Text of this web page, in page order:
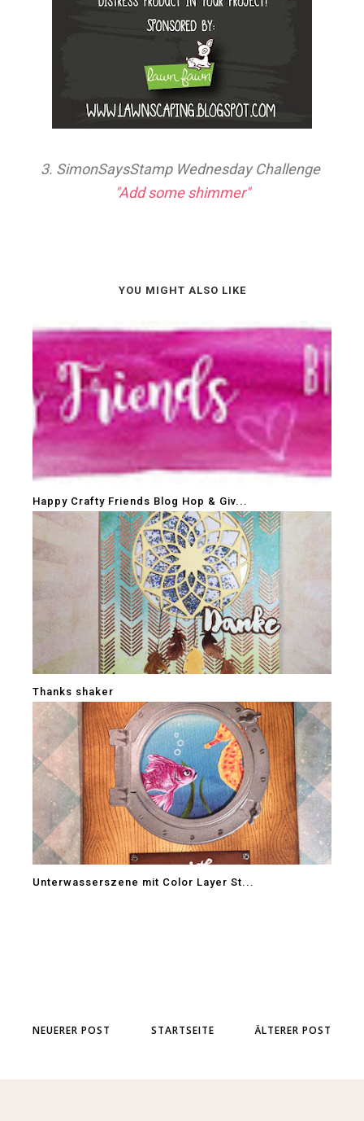
3. SimonSaysStamp Wednesday Challenge
"Add some shimmer"
YOU MIGHT ALSO LIKE
Happy Crafty Friends Blog Hop & Giv...
Thanks shaker
Unterwasserszene mit Color Layer St...
NEUERER POST ÄLTERER POST
STARTSEITE